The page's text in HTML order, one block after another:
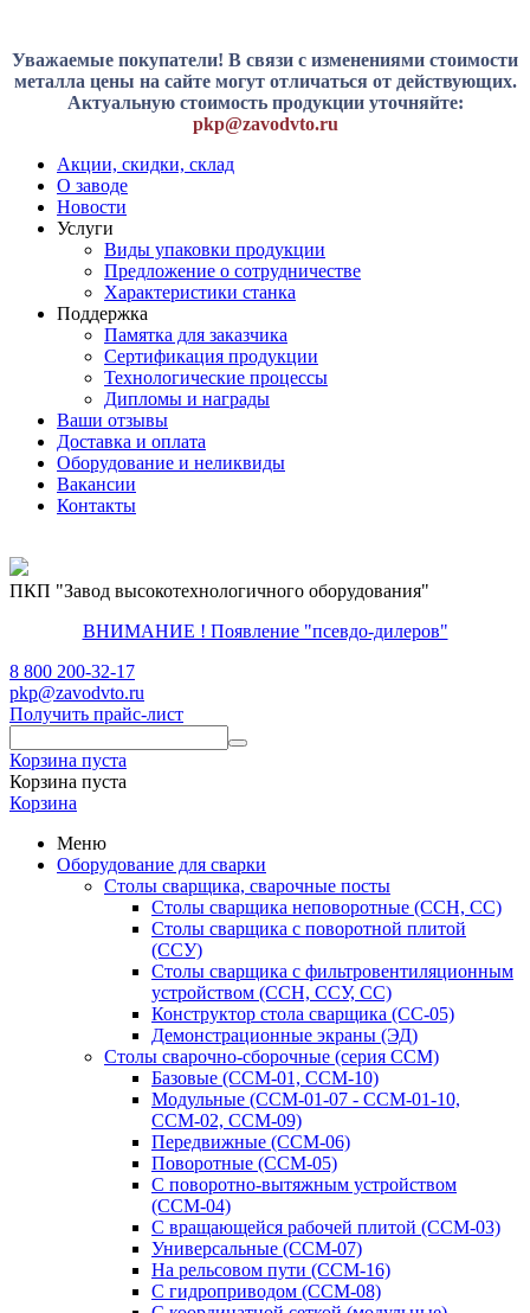
Уважаемые покупатели! В связи с изменениями стоимости
металла цены на сайте могут отличаться от действующих.
Актуальную стоимость продукции уточняйте:
pkp@zavodvto.ru
Акции, скидки, склад
О заводе
Новости
Услуги
Виды упаковки продукции
Предложение о сотрудничестве
Характеристики станка
Поддержка
Памятка для заказчика
Сертификация продукции
Технологические процессы
Дипломы и награды
Ваши отзывы
Доставка и оплата
Оборудование и неликвиды
Вакансии
Контакты
ПКП "Завод высокотехнологичного оборудования"
ВНИМАНИЕ ! Появление "псевдо-дилеров"
8 800 200-32-17
pkp@zavodvto.ru
Получить прайс-лист
Корзина пуста
Корзина пуста
Корзина
Меню
Оборудование для сварки
Столы сварщика, сварочные посты
Столы сварщика неповоротные (ССН, СС)
Столы сварщика с поворотной плитой
(ССУ)
Столы сварщика с фильтровентиляционным
устройством (ССН, ССУ, СС)
Конструктор стола сварщика (СС-05)
Демонстрационные экраны (ЭД)
Столы сварочно-сборочные (серия ССМ)
Базовые (ССМ-01, ССМ-10)
Модульные (ССМ-01-07 - ССМ-01-10,
ССМ-02, ССМ-09)
Передвижные (ССМ-06)
Поворотные (ССМ-05)
С поворотно-вытяжным устройством
(ССМ-04)
С вращающейся рабочей плитой (ССМ-03)
Универсальные (ССМ-07)
На рельсовом пути (ССМ-16)
С гидроприводом (ССМ-08)